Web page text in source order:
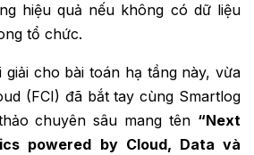
hiệu quả nếu không có dữ liệu
tổ chức.
giải cho bài toán hạ tầng này, vừa
(FCI) đã bắt tay cùng Smartlog
chuyên sâu mang tên “Next
powered by Cloud, Data và